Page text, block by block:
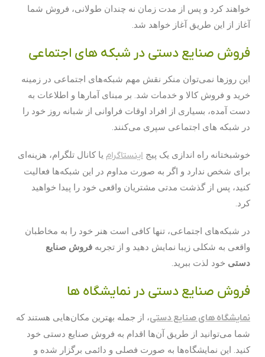
خواهند کرد و پس از مدت زمان نه چندان طولانی، فروش شما
آغاز از این طریق آغاز خواهد شد.
فروش صنایع دستی در شبکه های اجتماعی
این روزها نمی‌توان منکر نقش مهم شبکه‌های اجتماعی در زمینه
خرید و فروش کالا و خدمات شد. بر مبنای آمارها و اطلاعات به
دست آمده، بسیاری از افراد اوقات فراوانی از شبانه روز خود را
در شبکه های اجتماعی سپری می‌کنند.
خوشبختانه راه اندازی یک پیج اینستاگرام یا کانال تلگرام، هزینه‌ای
برای شخص ندارد و اگر به صورت مداوم در این شبکه‌ها فعالیت
کنید، پس از گذشت مدتی مشتریان واقعی خود را پیدا خواهید
کرد.
در شبکه‌های اجتماعی، تنها کافی است هنر خود را به مخاطبان
واقعی به شکلی زیبا نمایش دهید و از تجربه فروش صنایع
دستی خود لذت ببرید.
فروش صنایع دستی در نمایشگاه‌ ها
نمایشگاه‌‌ های صنایع دستی، از جمله بهترین مکان‌هایی هستند که
شما می‌توانید از طریق آن‌ها اقدام به فروش صنایع دستی خود
کنید. این نمایشگاه‌ها به صورت فصلی و دائمی برگزار شده و